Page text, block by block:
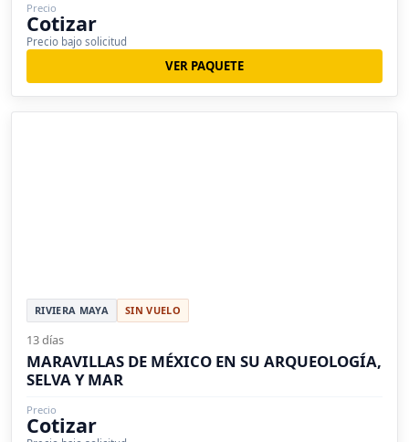
Precio
Cotizar
Precio bajo solicitud
VER PAQUETE
RIVIERA MAYA SIN VUELO
13 días
MARAVILLAS DE MÉXICO EN SU ARQUEOLOGÍA,
SELVA Y MAR
Precio
Cotizar